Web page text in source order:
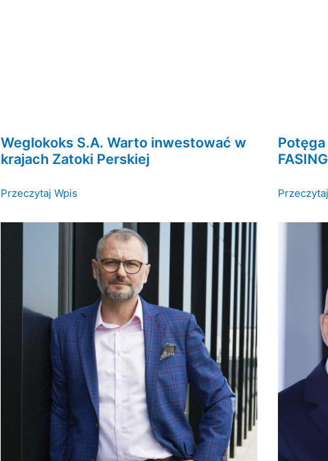
Weglokoks S.A. Warto inwestować w
krajach Zatoki Perskiej
Przeczytaj Wpis